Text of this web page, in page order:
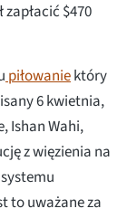
$470
piłowaniektóry
6 kwietnia,
Ishan Wahi,
z więzienia na
to uważane za